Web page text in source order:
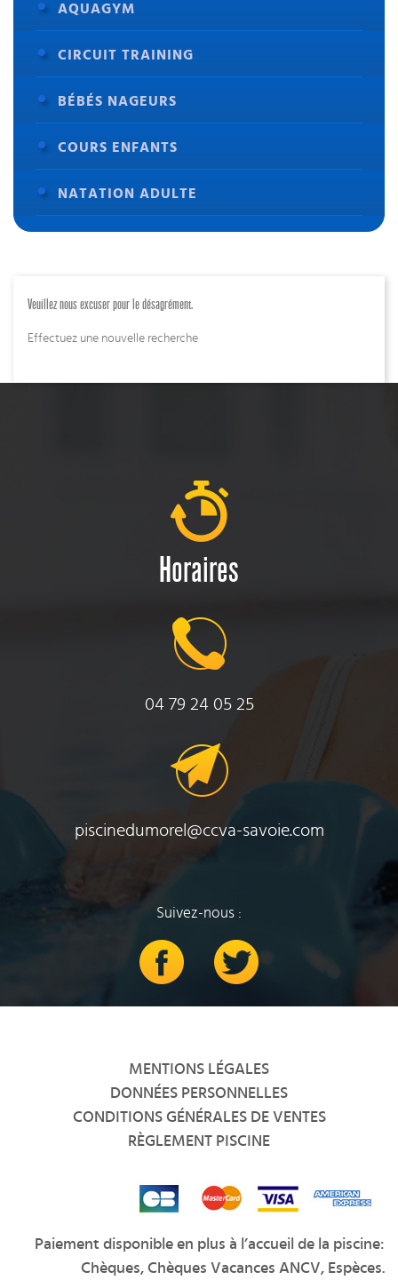
AQUAGYM
CIRCUIT TRAINING
BÉBÉS NAGEURS
COURS ENFANTS
NATATION ADULTE
Veuillez nous excuser pour le désagrément.
Effectuez une nouvelle recherche
Horaires
04 79 24 05 25
piscinedumorel@ccva-savoie.com
Suivez-nous :
Facebook
MENTIONS LÉGALES
DONNÉES PERSONNELLES
CONDITIONS GÉNÉRALES DE VENTES
RÈGLEMENT PISCINE
Paiement disponible en plus à l’accueil de la piscine:
Chèques, Chèques Vacances ANCV, Espèces.